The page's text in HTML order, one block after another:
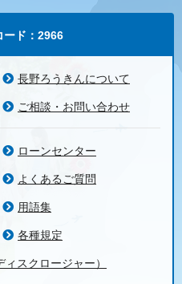
ード：2966
長野ろうきんについて
ご相談・お問い合わせ
ローンセンター
よくあるご質問
用語集
各種規定
スクロージャー）